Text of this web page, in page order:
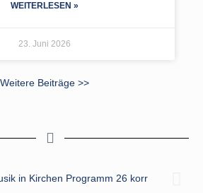
WEITERLESEN »
23. Juni 2026
Weitere Beiträge >>